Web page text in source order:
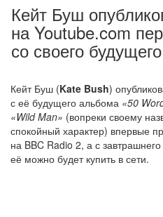
Кейт Буш
на Youtube.com
со своего
Кейт Буш (Kate Bush)
с её будущего альбома «50
«Wild Man» (вопреки своему
спокойный характер) впервые
на BBC Radio 2, а с
её можно будет купить в сети.